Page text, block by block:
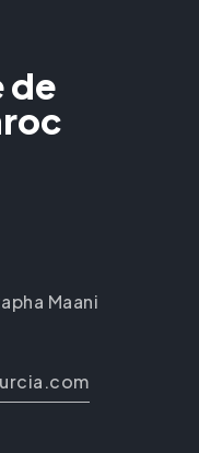
de
Maani